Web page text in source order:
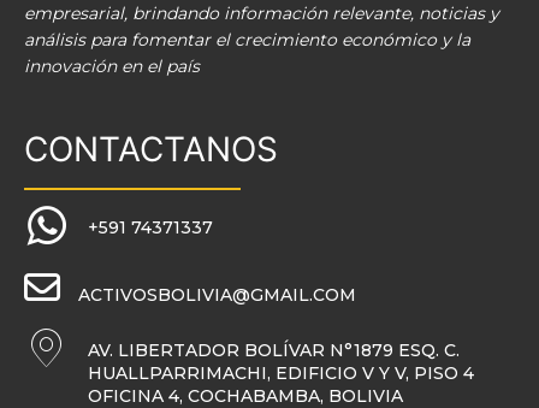
empresarial, brindando información relevante, noticias y
análisis para fomentar el crecimiento económico y la
innovación en el país
CONTACTANOS
+591 74371337
ACTIVOSBOLIVIA@GMAIL.COM
AV. LIBERTADOR BOLÍVAR N°1879 ESQ. C.
HUALLPARRIMACHI, EDIFICIO V Y V, PISO 4
OFICINA 4, COCHABAMBA, BOLIVIA